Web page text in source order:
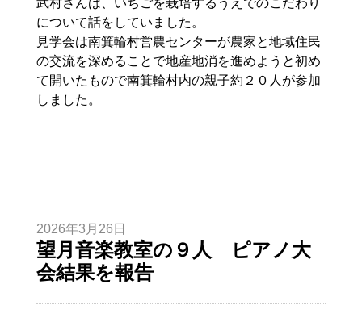
について話をしていました。
見学会は南箕輪村営農センターが農家と地域住民
の交流を深めることで地産地消を進めようと初め
て開いたもので南箕輪村内の親子約２０人が参加
しました。
2026年3月26日
望月音楽教室の９人 ピアノ大
会結果を報告